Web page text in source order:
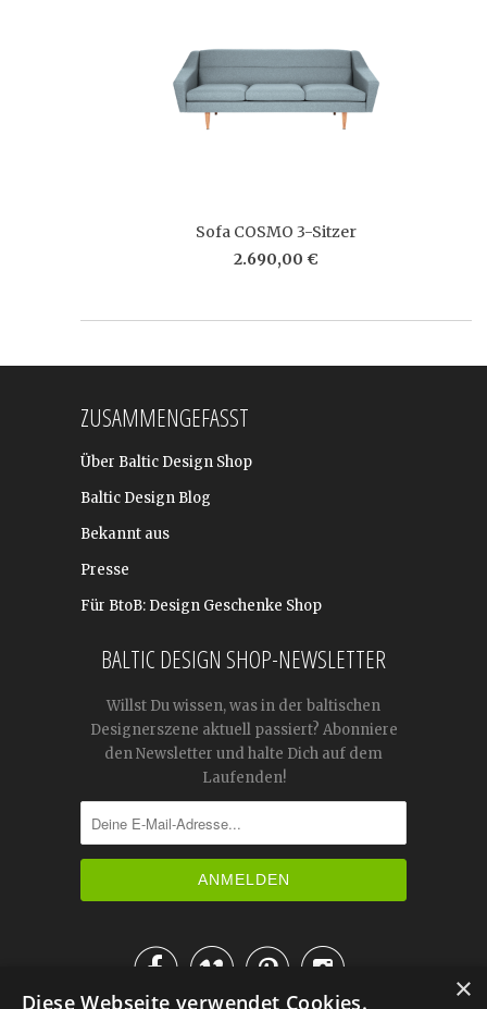
Sofa COSMO 3-Sitzer
2.690,00 €
ZUSAMMENGEFASST
Über Baltic Design Shop
Baltic Design Blog
Bekannt aus
Presse
Für BtoB: Design Geschenke Shop
BALTIC DESIGN SHOP-NEWSLETTER
Willst Du wissen, was in der baltischen
Designerszene aktuell passiert? Abonniere
den Newsletter und halte Dich auf dem
Laufenden!
 ×
Diese Webseite verwendet Cookies.